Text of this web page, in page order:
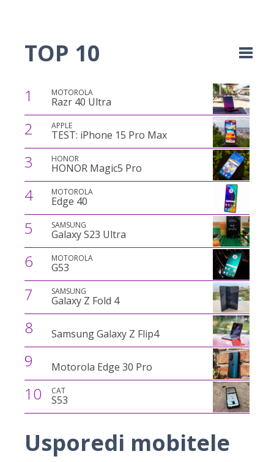
TOP 10
1 MOTOROLA
Razr 40 Ultra
2 APPLE
TEST: iPhone 15 Pro Max
3 HONOR
HONOR Magic5 Pro
4 MOTOROLA
Edge 40
5 SAMSUNG
Galaxy S23 Ultra
6 MOTOROLA
G53
7 SAMSUNG
Galaxy Z Fold 4
8 Samsung Galaxy Z Flip4
9 Motorola Edge 30 Pro
10 CAT
S53
Usporedi mobitele